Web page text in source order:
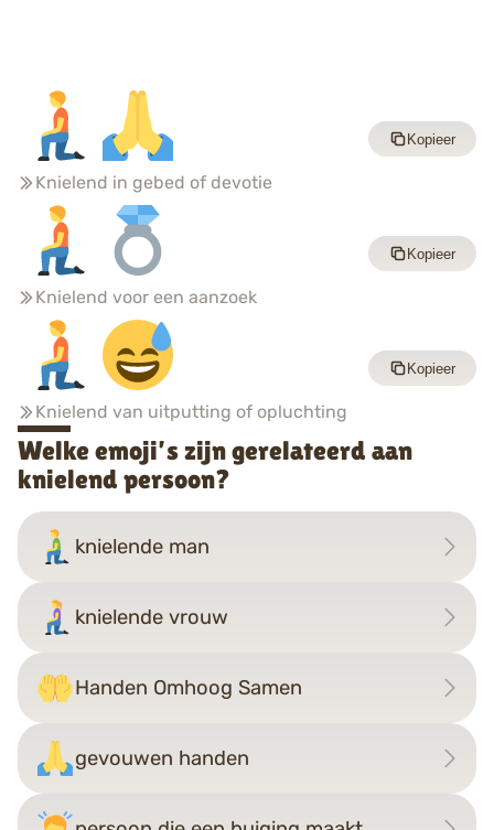
Knielend in gebed of devotie
Kopieer
Knielend voor een aanzoek
Kopieer
Knielend van uitputting of opluchting
Kopieer
Welke emoji’s zijn gerelateerd aan
knielend persoon?
knielende man
knielende vrouw
Handen Omhoog Samen
gevouwen handen